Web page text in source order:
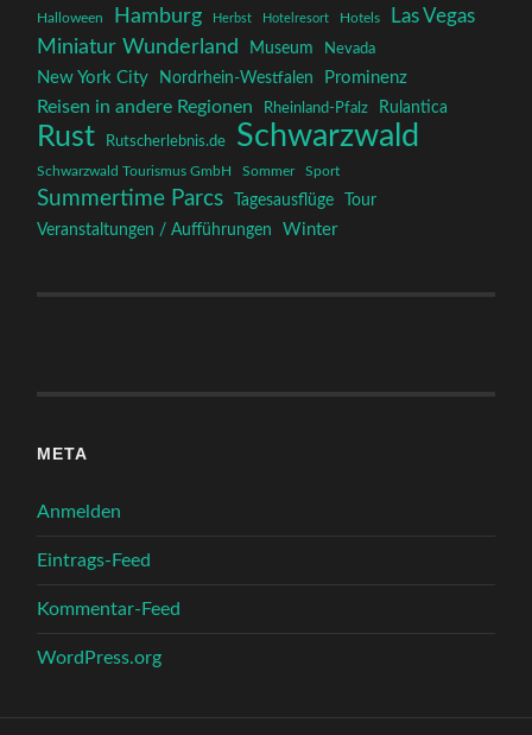
Halloween Hamburg Herbst Hotelresort Hotels
Las Vegas
Miniatur Wunderland
Museum Nevada
New York City Nordrhein-Westfalen Prominenz
Reisen in andere Regionen Rheinland-Pfalz Rulantica
Rust Rutscherlebnis.de Schwarzwald
Schwarzwald Tourismus GmbH Sommer Sport
Summertime Parcs Tagesausflüge
Tour
Veranstaltungen / Aufführungen
Winter
META
Anmelden
Eintrags-Feed
Kommentar-Feed
WordPress.org